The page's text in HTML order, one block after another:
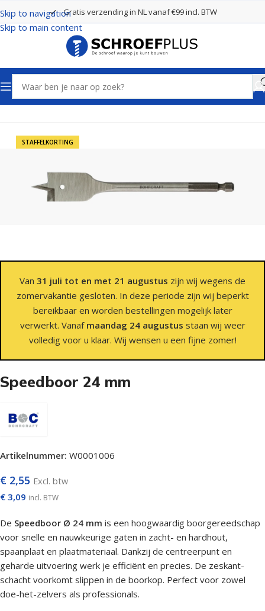
Skip to navigation
Skip to main content
Gratis verzending in NL vanaf €99 incl. BTW
Home Boren Speedboren
STAFFELKORTING
Van 31 juli tot en met 21 augustus zijn wij wegens de
zomervakantie gesloten. In deze periode zijn wij beperkt
bereikbaar en worden bestellingen mogelijk later
verwerkt. Vanaf maandag 24 augustus staan wij weer
volledig voor u klaar. Wij wensen u een fijne zomer!
Speedboor 24 mm
Artikelnummer: W0001006
€ 2,55 Excl. btw
€ 3,09 incl. BTW
De Speedboor Ø 24 mm is een hoogwaardig boorgereedschap
voor snelle en nauwkeurige gaten in zacht- en hardhout,
spaanplaat en plaatmateriaal. Dankzij de centreerpunt en
geharde uitvoering werk je efficiënt en precies. De zeskant-
schacht voorkomt slippen in de boorkop. Perfect voor zowel
doe-het-zelvers als professionals.